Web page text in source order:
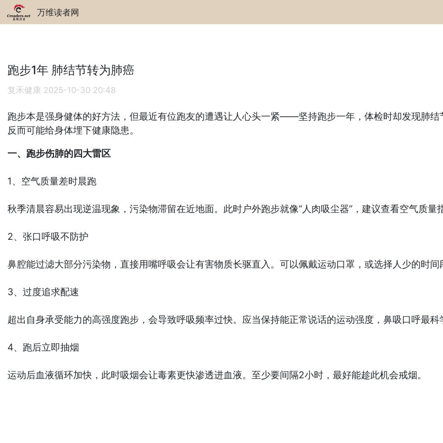
万维读者网
跑步1年 肺结节转为肺癌
复禾健康 2025-10-30 20:48
跑步本是强身健体的好方法，但最近有位跑友的遭遇让人心头一紧——坚持跑步一年，体检时却发现肺结
反而可能给身体埋下健康隐患。
一、跑步伤肺的四大雷区
1、空气质量差时晨跑
秋季清晨容易出现逆温现象，污染物滞留在近地面。此时户外跑步就像“人肉吸尘器”，建议查看空气质量
2、张口呼吸不防护
鼻腔能过滤大部分污染物，直接用嘴呼吸会让有害物质长驱直入。可以佩戴运动口罩，或选择人少的时间
3、过度追求配速
超出自身承受能力的高强度跑步，会导致呼吸频率过快。应当保持能正常说话的运动强度，鼻吸口呼最科
4、跑后立即抽烟
运动后血液循环加快，此时吸烟会让毒素更快渗透进血液。至少要间隔2小时，最好能趁此机会戒烟。